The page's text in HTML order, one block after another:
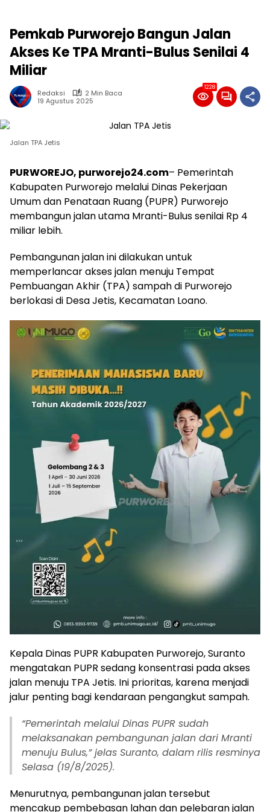
Pemkab Purworejo Bangun Jalan
Akses Ke TPA Mranti-Bulus Senilai 4
Miliar
Redaksi
2 Min Baca
19 Agustus 2025
1228
Jalan TPA Jetis
PURWOREJO, purworejo24.com– Pemerintah
Kabupaten Purworejo melalui Dinas Pekerjaan
Umum dan Penataan Ruang (PUPR) Purworejo
membangun jalan utama Mranti-Bulus senilai Rp 4
miliar lebih.
Pembangunan jalan ini dilakukan untuk
memperlancar akses jalan menuju Tempat
Pembuangan Akhir (TPA) sampah di Purworejo
berlokasi di Desa Jetis, Kecamatan Loano.
Kepala Dinas PUPR Kabupaten Purworejo, Suranto
mengatakan PUPR sedang konsentrasi pada akses
jalan menuju TPA Jetis. Ini prioritas, karena menjadi
jalur penting bagi kendaraan pengangkut sampah.
“Pemerintah melalui Dinas PUPR sudah
melaksanakan pembangunan jalan dari Mranti
menuju Bulus,” jelas Suranto, dalam rilis resminya
Selasa (19/8/2025).
Menurutnya, pembangunan jalan tersebut
mencakup pembebasan lahan dan pelebaran jalan